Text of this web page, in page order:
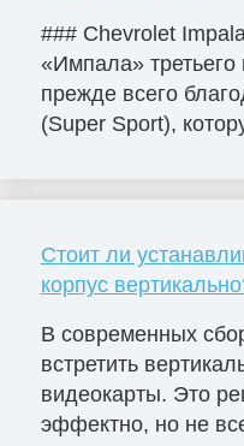
### Chevrolet
«Импала»
прежде всего
(Super Sport),
Стоит ли
корпус
В современных
встретить
видеокарты. Это
эффектно, но не